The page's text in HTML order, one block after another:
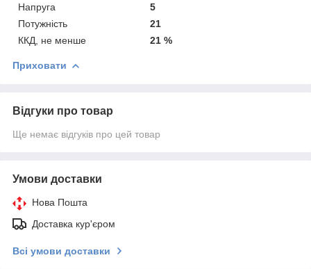
Напруга
5
Потужність
21
ККД, не менше
21 %
Приховати
Відгуки про товар
Ще немає відгуків про цей товар
Умови доставки
Нова Пошта
Доставка кур'єром
Всі умови доставки